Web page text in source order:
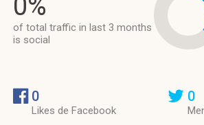
0%
of total traffic in last 3 months
is social
0
Likes de Facebook
0